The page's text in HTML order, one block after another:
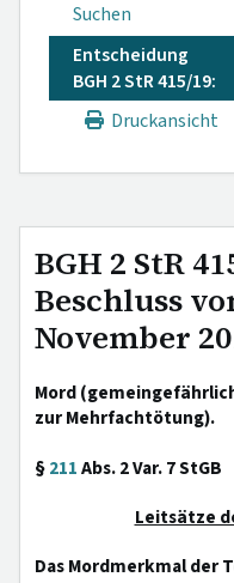
Suchen
Entscheidung
BGH 2 StR 415/19:
Druckansicht
BGH 2 StR
Beschluss
November
Mord
zur Mehrfachtötung).
§211Abs. 2 Var. 7 StGB
Leitsätze
Das Mordmerkmal der